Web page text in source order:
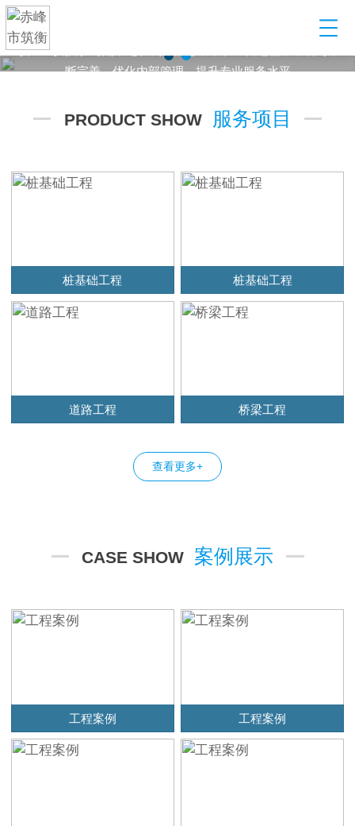
某某建筑工程有限公司，以起重设备租赁起步，到目前发展为业
PRODUCT SHOW 服务项目
桩基础工程 桩基础工程
道路工程 桥梁工程
查看更多+
CASE SHOW 案例展示
工程案例 工程案例